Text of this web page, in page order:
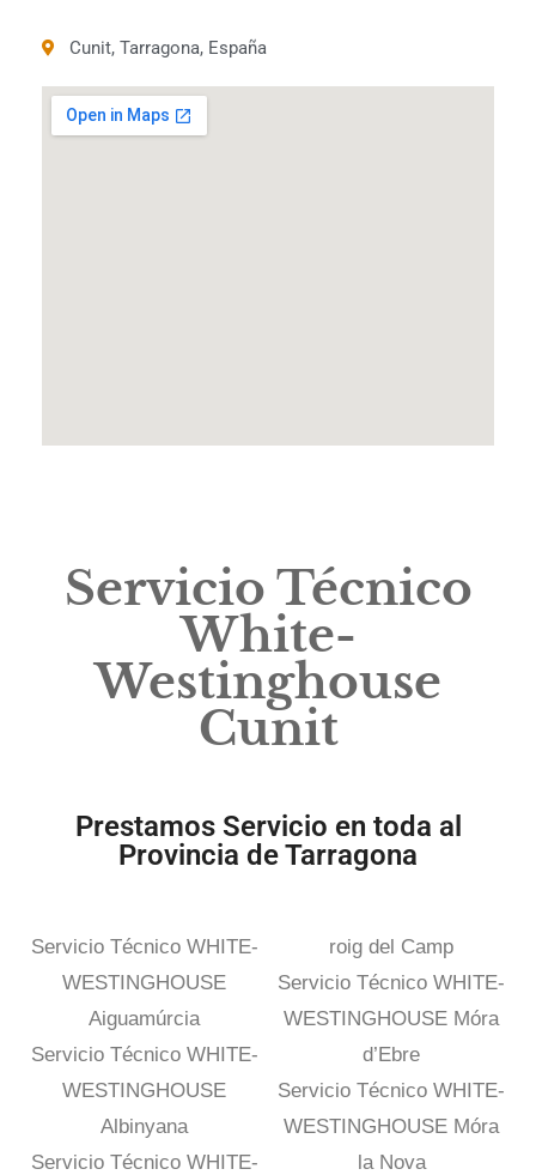
Cunit, Tarragona, España
Servicio Técnico
White-
Westinghouse
Cunit
Prestamos Servicio en toda al
Provincia de Tarragona
Servicio Técnico WHITE-
WESTINGHOUSE
Aiguamúrcia
Servicio Técnico WHITE-
WESTINGHOUSE
Albinyana
Servicio Técnico WHITE-
roig del Camp
Servicio Técnico WHITE-
WESTINGHOUSE Móra
d’Ebre
Servicio Técnico WHITE-
WESTINGHOUSE Móra
la Nova